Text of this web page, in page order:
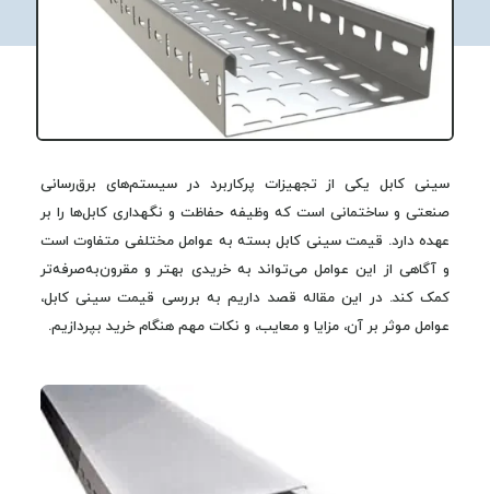
سینی کابل یکی از تجهیزات پرکاربرد در سیستم‌های برق‌رسانی
صنعتی و ساختمانی است که وظیفه حفاظت و نگهداری کابل‌ها را بر
عهده دارد. قیمت سینی کابل بسته به عوامل مختلفی متفاوت است
و آگاهی از این عوامل می‌تواند به خریدی بهتر و مقرون‌به‌صرفه‌تر
کمک کند. در این مقاله قصد داریم به بررسی قیمت سینی کابل،
عوامل موثر بر آن، مزایا و معایب، و نکات مهم هنگام خرید بپردازیم.